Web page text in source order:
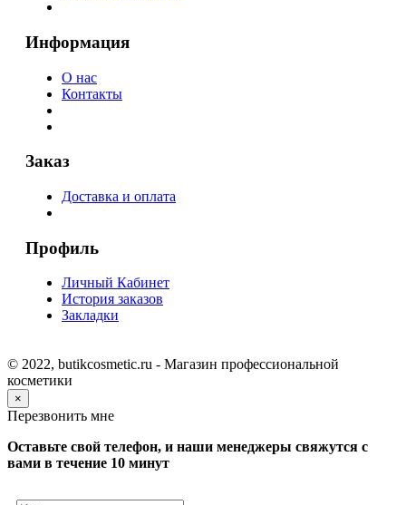
Информация
О нас
Контакты
Заказ
Доставка и оплата
Профиль
Личный Кабинет
История заказов
Закладки
© 2022, butikcosmetic.ru - Магазин профессиональной
косметики
×
Перезвонить мне
Оставьте свой телефон, и наши менеджеры свяжутся с
вами в течение 10 минут